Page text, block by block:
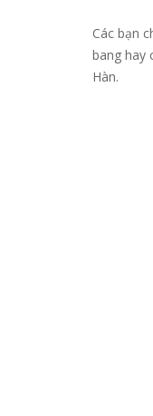
Các bạn
bang hay
Hàn.